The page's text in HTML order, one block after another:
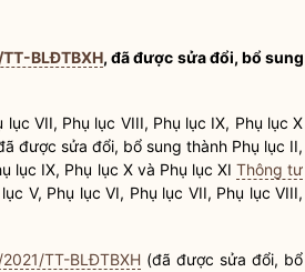
BLĐTBXH, đã được sửa đổi, bổ sung
VII, Phụ lục VIII, Phụ lục IX, Phụ lục X
được sửa đổi, bổ sung thành Phụ lục II,
lục IX, Phụ lục X và Phụ lục XI Thông tư
V, Phụ lục VI, Phụ lục VII, Phụ lục VIII,
TT-BLĐTBXH (đã được sửa đổi, bổ